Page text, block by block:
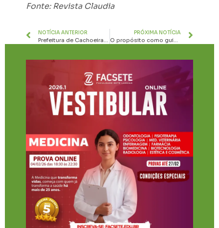
Fonte: Revista Claudia
NOTÍCIA ANTERIOR
Prefeitura de Cachoeira da Prata realiza Projeto “Saúde na Praça 2024” neste sábado
PRÓXIMA NOTÍCIA
O propósito como guia de marketing